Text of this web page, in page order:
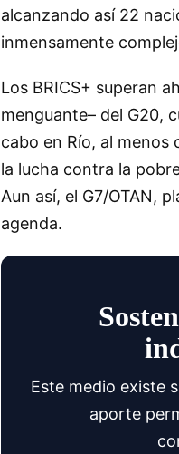
alcanzando así 22
inmensamente
Los BRICS+ superan
menguante– del G20,
cabo en Río, al menos
la lucha contra la
Aun así, el G7/OTAN,
agenda.
Este medio existe
aporte